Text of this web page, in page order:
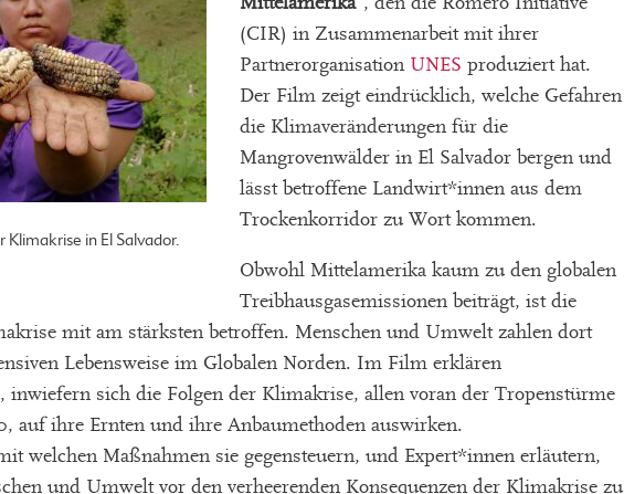
in El Salvador.
(CIR) in Zusammenarbeit mit ihrer
Partnerorganisation UNES produziert hat.
Der Film zeigt eindrücklich, welche Gefahren
die Klimaveränderungen für die
Mangrovenwälder in El Salvador bergen und
lässt betroffene Landwirt*innen aus dem
Trockenkorridor zu Wort kommen.
Obwohl Mittelamerika kaum zu den globalen
Treibhausgasemissionen beiträgt, ist die
mit am stärksten betroffen. Menschen und Umwelt zahlen dort
Lebensweise im Globalen Norden. Im Film erklären
inwiefern sich die Folgen der Klimakrise, allen voran der Tropenstürme
auf ihre Ernten und ihre Anbaumethoden auswirken.
welchen Maßnahmen sie gegensteuern, und Expert*innen erläutern,
und Umwelt vor den verheerenden Konsequenzen der Klimakrise zu